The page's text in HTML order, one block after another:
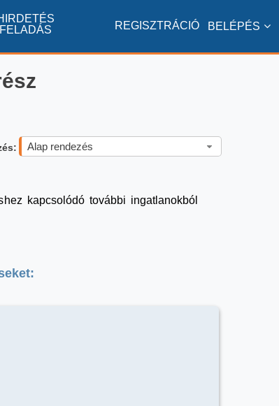
FELADÁS
BELÉPÉS
REGISZTRÁCIÓ
Alap rendezés
kapcsolódó további ingatlanokból